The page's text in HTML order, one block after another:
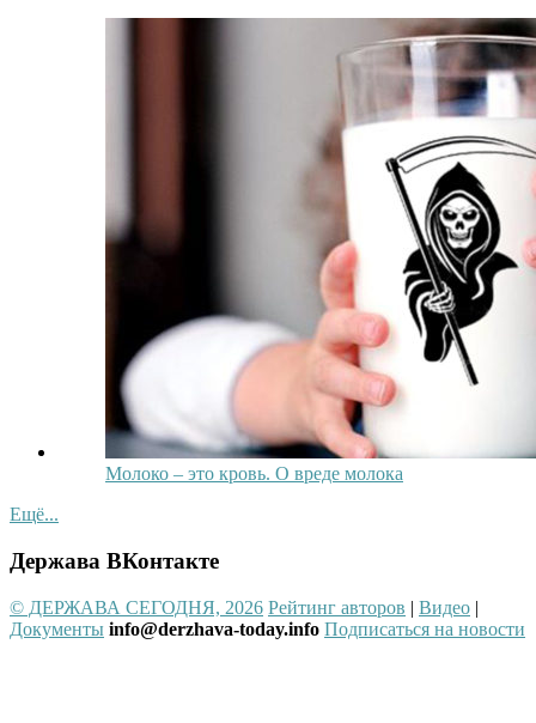
Молоко – это кровь. О вреде молока
Ещё...
Держава ВКонтакте
© ДЕРЖАВА СЕГОДНЯ, 2026 Рейтинг авторов | Видео |
Документы info@derzhava-today.info Подписаться на новости